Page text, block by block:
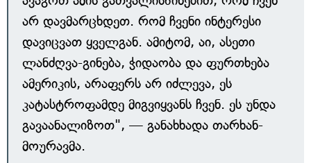
არ დავმარცხდეთ. რომ ჩვენი ინტერესი
დავიცვათ ყველგან. ამიტომ, აი, ასეთი
ლანძღვა-გინება, ჭიდაობა და ფურთხება
ამერიკის, არაფერს არ იძლევა, ეს
კატასტროფამდე მიგვიყვანს ჩვენ. ეს უნდა
გავაანალიზოთ", — განახხადა თარხან-
მოურავმა.